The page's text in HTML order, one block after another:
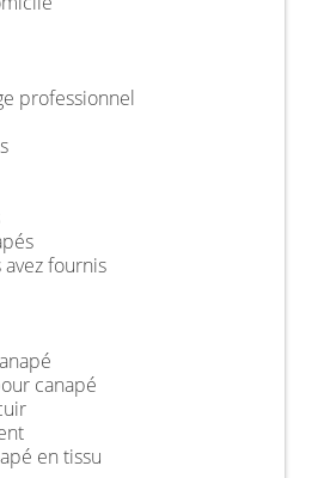
professionnel
fournis
canapé
en tissu